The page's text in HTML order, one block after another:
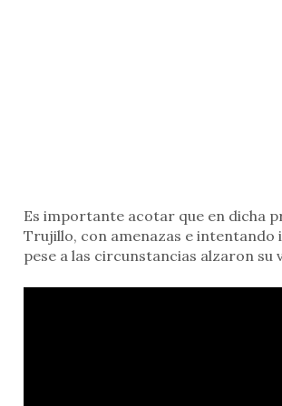
Es importante acotar que en dicha
Trujillo, con amenazas e
pese a las circunstancias alzaron